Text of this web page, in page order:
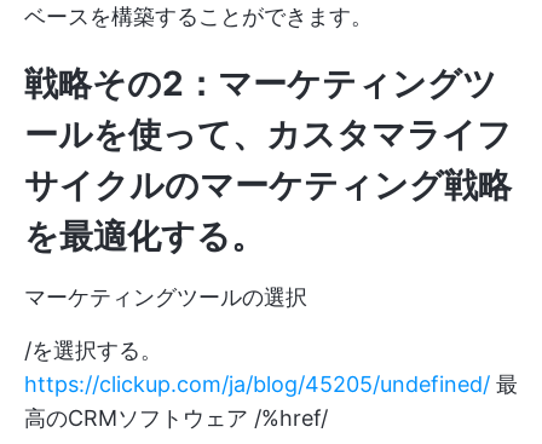
ベースを構築することができます。
戦略その2：マーケティングツ
ールを使って、カスタマライフ
サイクルのマーケティング戦略
を最適化する。
マーケティングツールの選択
/を選択する。
https://clickup.com/ja/blog/45205/undefined/ 最
高のCRMソフトウェア /%href/